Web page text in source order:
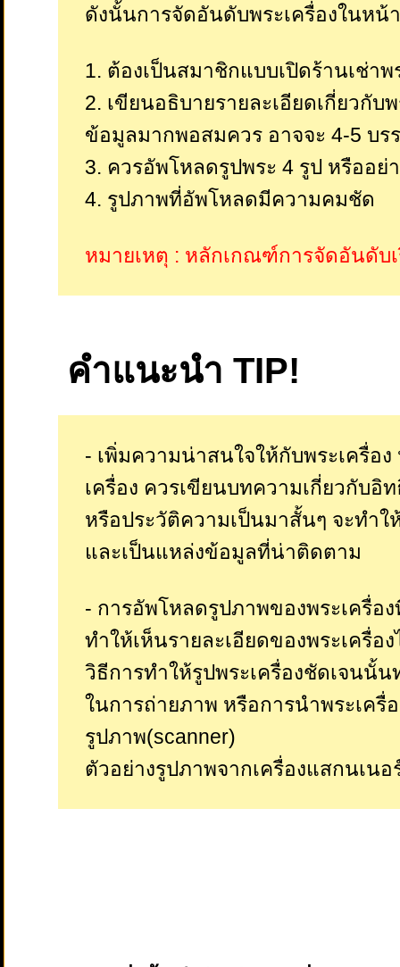
ดังนั้นการจัดอันดับพระเครื่องในหน้
1. ต้องเป็นสมาชิกแบบเปิดร้านเช่าพ
2. เขียนอธิบายรายละเอียดเกี่ยวกั
ข้อมูลมากพอสมควร อาจจะ 4-5 บร
3. ควรอัพโหลดรูปพระ 4 รูป หรืออย่
4. รูปภาพที่อัพโหลดมีความคมชัด
หมายเหตุ : หลักเกณฑ์การจัดอันดับ
คำแนะนำ TIP!
- เพิ่มความน่าสนใจให้กับพระเครื่อ
เครื่อง ควรเขียนบทความเกี่ยวกับอิ
หรือประวัติความเป็นมาสั้นๆ จะทำ
และเป็นแหล่งข้อมูลที่น่าติดตาม
- การอัพโหลดรูปภาพของพระเครื่อ
ทำให้เห็นรายละเอียดของพระเครื่อ
วิธีการทำให้รูปพระเครื่องชัดเจนนั้
ในการถ่ายภาพ หรือการนำพระเครื่
รูปภาพ(scanner)
ตัวอย่างรูปภาพจากเครื่องแสกนเน